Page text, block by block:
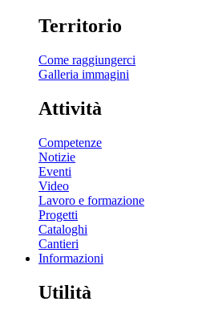
Territorio
Come raggiungerci
Galleria immagini
Attività
Competenze
Notizie
Eventi
Video
Lavoro e formazione
Progetti
Cataloghi
Cantieri
Informazioni
Utilità